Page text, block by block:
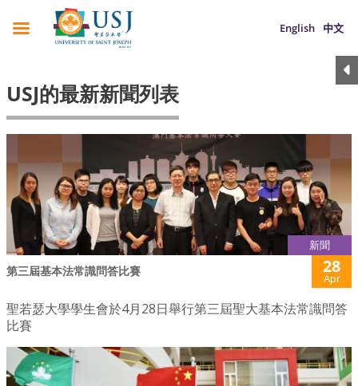
English 中文
USJ的最新新聞列表
新聞
第三屆基本法常識問答比賽 28
Apr
聖若瑟大學學生會於4月28日舉行第三屆聖大基本法常識問答
比賽